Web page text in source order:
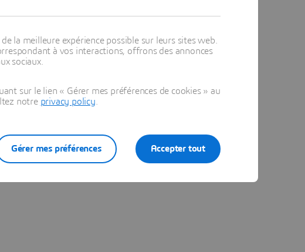
la meilleure expérience possible sur leurs sites web.
à vos interactions, offrons des annonces
sociaux.
sur le lien « Gérer mes préférences de cookies » au
notre privacy policy
Accepter tout
Gérer mes préférences